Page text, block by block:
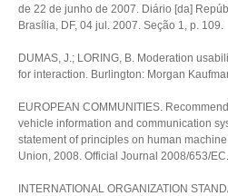
de 22 de junho de 2007. Diário [da]
Brasília, DF, 04 jul. 2007. Seção 1, p. 109.
DUMAS, J.; LORING, B. Moderation
for interaction. Burlington: Morgan
EUROPEAN COMMUNITIES.
vehicle information and communication
statement of principles on human
Union, 2008. Official Journal 2008/653/EC.
INTERNATIONAL ORGANIZATION